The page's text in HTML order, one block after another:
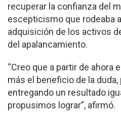
recuperar la confianza del
escepticismo que rodeaba
adquisición de los activos
del apalancamiento.
“Creo que a partir de ahora
más el beneficio de la
entregando un resultado
propusimos lograr”, afirmó.